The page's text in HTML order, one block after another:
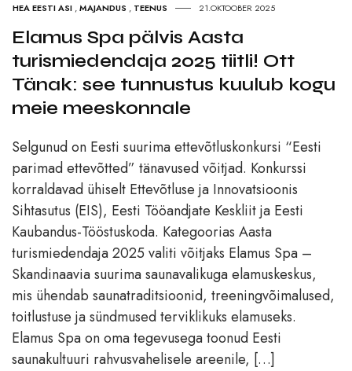
HEA EESTI ASI ,MAJANDUS , TEENUS 21.OKTOOBER 2025
Elamus Spa pälvis Aasta
turismiedendaja 2025 tiitli! Ott
Tänak: see tunnustus kuulub kogu
meie meeskonnale
Selgunud on Eesti suurima ettevõtluskonkursi “Eesti
parimad ettevõtted” tänavused võitjad. Konkurssi
korraldavad ühiselt Ettevõtluse ja Innovatsioonis
Sihtasutus (EIS), Eesti Tööandjate Keskliit ja Eesti
Kaubandus-Tööstuskoda. Kategoorias Aasta
turismiedendaja 2025 valiti võitjaks Elamus Spa –
Skandinaavia suurima saunavalikuga elamuskeskus,
mis ühendab saunatraditsioonid, treeningvõimalused,
toitlustuse ja sündmused terviklikuks elamuseks.
Elamus Spa on oma tegevusega toonud Eesti
saunakultuuri rahvusvahelisele areenile, […]